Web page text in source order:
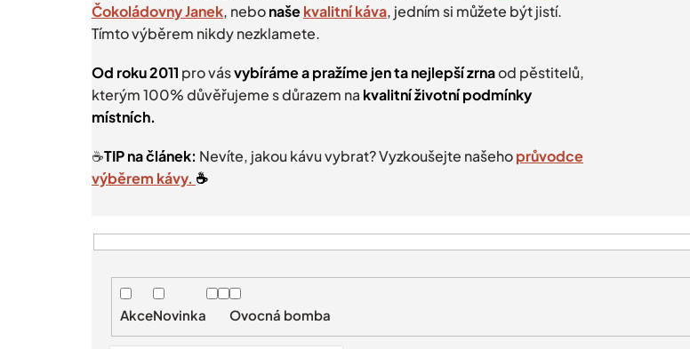
Čokoládovny Janek, nebonašekvalitní káva, jedním si můžete být jistí.
Tímto výběrem nikdy nezklamete.
Od roku 2011 pro vásvybíráme a pražíme jen ta nejlepší zrnaod pěstitelů,
kterým 100% důvěřujeme s důrazem na kvalitní životní podmínky
místních.
☕️TIP na článek: Nevíte, jakou kávu vybrat? Vyzkoušejte našehoprůvodce
výběrem kávy. ☕️
AkceNovinka Ovocná bomba
V